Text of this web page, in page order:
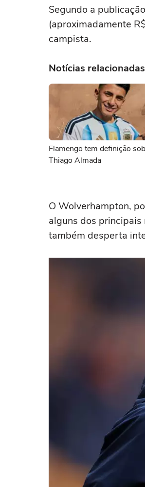
Segundo a
(aproximadamente
campista.
Notícias relacionadas
Flamengo tem definição
Thiago Almada
O Wolverhampton,
alguns dos principais
também desperta